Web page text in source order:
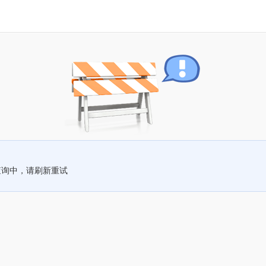
中，请刷新重试